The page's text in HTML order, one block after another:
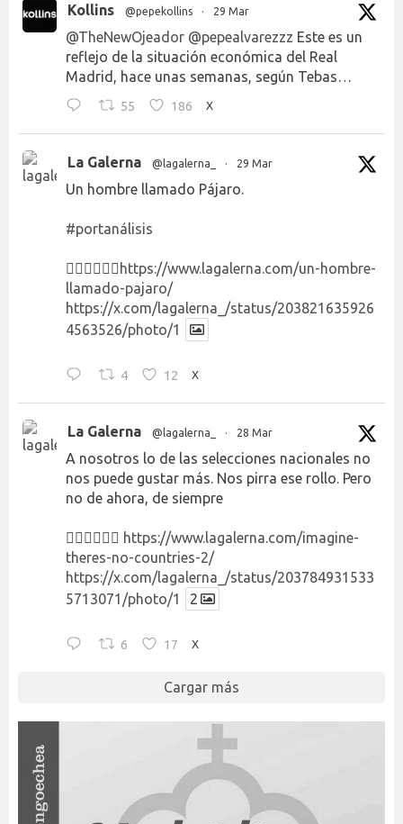
Kollins @pepekollins · 29 Mar
@TheNewOjeador @pepealvarezzz Este es un
reflejo de la situación económica del Real
Madrid, hace unas semanas, según Tebas…
55 186 X
La Galerna @lagalerna_ · 29 Mar
Un hombre llamado Pájaro.
#portanálisis
👉🏻👉🏻👉🏻 https://www.lagalerna.com/un-hombre-
llamado-pajaro/
https://x.com/lagalerna_/status/203821635926
4563526/photo/1
4 12 X
La Galerna @lagalerna_ · 28 Mar
A nosotros lo de las selecciones nacionales no
nos puede gustar más. Nos pirra ese rollo. Pero
no de ahora, de siempre
👉🏻👉🏻👉🏻 https://www.lagalerna.com/imagine-
theres-no-countries-2/
https://x.com/lagalerna_/status/203784931533
5713071/photo/1
2
6 17 X
Cargar más